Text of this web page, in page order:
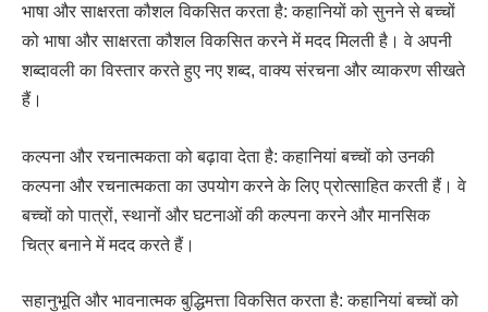
भाषा और साक्षरता कौशल विकसित करता है: कहानियों को सुनने से बच्चों
को भाषा और साक्षरता कौशल विकसित करने में मदद मिलती है। वे अपनी
शब्दावली का विस्तार करते हुए नए शब्द, वाक्य संरचना और व्याकरण सीखते
हैं।
कल्पना और रचनात्मकता को बढ़ावा देता है: कहानियां बच्चों को उनकी
कल्पना और रचनात्मकता का उपयोग करने के लिए प्रोत्साहित करती हैं। वे
बच्चों को पात्रों, स्थानों और घटनाओं की कल्पना करने और मानसिक
चित्र बनाने में मदद करते हैं।
सहानुभूति और भावनात्मक बुद्धिमत्ता विकसित करता है: कहानियां बच्चों को